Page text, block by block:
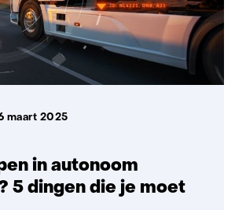
in autonoom
5 dingen die je moet
maart 2025